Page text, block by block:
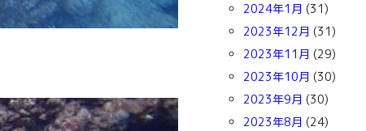
2024年1月 (31)
2023年12月 (31)
2023年11月 (29)
2023年10月 (30)
2023年9月 (30)
2023年8月 (24)